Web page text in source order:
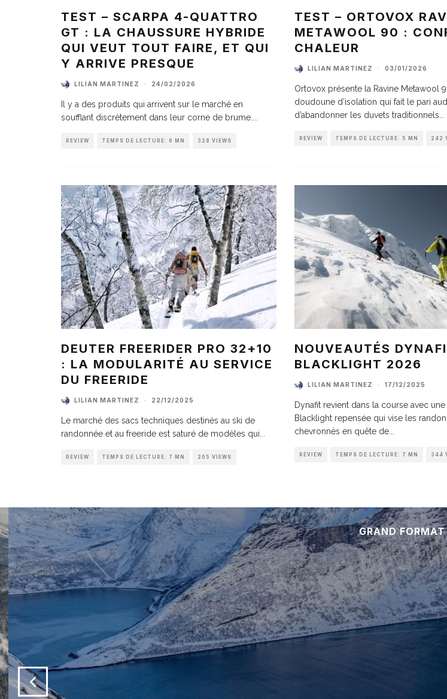
TEST – SCARPA 4-QUATTRO
GT : LA CHAUSSURE HYBRIDE
QUI VEUT TOUT FAIRE, ET QUI
Y ARRIVE PRESQUE
LILIAN MARTINEZ · 24/02/2026
Il y a des produits qui arrivent sur le marché en
soufflant discrètement dans leur corne de brume.
REVIEW TEMPS DE LECTURE: 6 MN 328 VIEWS
TEST – ORTOVOX
METAWOOL 90 :
CHALEUR
LILIAN MARTINEZ · 03/01/2026
Ortovox présente la Ravine Metawool
doudoune d’isolation qui fait le pari
d’abandonner les duvets traditionnels
REVIEW TEMPS DE LECTURE: 5 MN 242
DEUTER FREERIDER PRO 32+10
: LA MODULARITÉ AU SERVICE
DU FREERIDE
LILIAN MARTINEZ · 22/12/2025
Le marché des sacs techniques destinés au ski de
randonnée et au freeride est saturé de modèles qui
REVIEW TEMPS DE LECTURE: 7 MN 205 VIEWS
NOUVEAUTÉS
BLACKLIGHT 2026
LILIAN MARTINEZ · 17/12/2025
Dynafit revient dans la course avec
Blacklight repensée qui vise les
chevronnés en quête de
REVIEW TEMPS DE LECTURE: 7 MN 344
GRAND FORMAT